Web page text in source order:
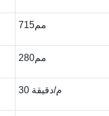
مم715
مم280
30 م/دقيقة